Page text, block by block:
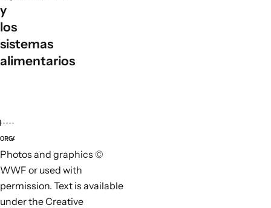
y
los
sistemas
alimentarios
ORGANIZACIONES LÍDERES
Photos and graphics ©
WWF or used with
permission. Text is available
under the Creative